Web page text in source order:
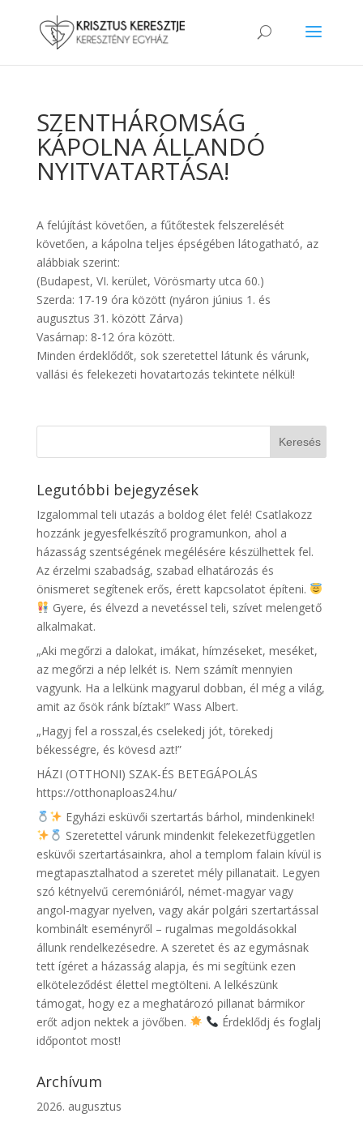
SZENTHÁROMSÁG
KÁPOLNA ÁLLANDÓ
NYITVATARTÁSA!
A felújítást követően, a fűtőtestek felszerelését
követően, a kápolna teljes épségében látogatható, az
alábbiak szerint:
(Budapest, VI. kerület, Vörösmarty utca 60.)
Szerda: 17-19 óra között (nyáron június 1. és
augusztus 31. között Zárva)
Vasárnap: 8-12 óra között.
Minden érdeklődőt, sok szeretettel látunk és várunk,
vallási és felekezeti hovatartozás tekintete nélkül!
Legutóbbi bejegyzések
Izgalommal teli utazás a boldog élet felé! Csatlakozz
hozzánk jegyesfelkészítő programunkon, ahol a
házasság szentségének megélésére készülhettek fel.
Az érzelmi szabadság, szabad elhatározás és
önismeret segítenek erős, érett kapcsolatot építeni.
Gyere, és élvezd a nevetéssel teli, szívet melengető
alkalmakat.
„Aki megőrzi a dalokat, imákat, hímzéseket, meséket,
az megőrzi a nép lelkét is. Nem számít mennyien
vagyunk. Ha a lelkünk magyarul dobban, él még a világ,
amit az ősök ránk bíztak!” Wass Albert.
„Hagyj fel a rosszal,és cselekedj jót, törekedj
békességre, és kövesd azt!”
HÁZI (OTTHONI) SZAK-ÉS BETEGÁPOLÁS
https://otthonaploas24.hu/
Egyházi esküvői szertartás bárhol, mindenkinek!
Szeretettel várunk mindenkit felekezetfüggetlen
esküvői szertartásainkra, ahol a templom falain kívül is
megtapasztalhatod a szeretet mély pillanatait. Legyen
szó kétnyelvű ceremóniáról, német-magyar vagy
angol-magyar nyelven, vagy akár polgári szertartással
kombinált eseményről – rugalmas megoldásokkal
állunk rendelkezésedre. A szeretet és az egymásnak
tett ígéret a házasság alapja, és mi segítünk ezen
elköteleződést élettel megtölteni. A lelkészünk
támogat, hogy ez a meghatározó pillanat bármikor
erőt adjon nektek a jövőben.
Érdeklődj és foglalj
időpontot most!
Archívum
2026. augusztus